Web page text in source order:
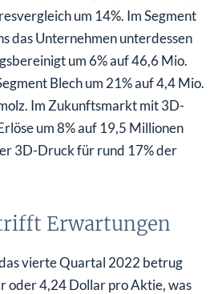
um 14%. Im Segment
das Unternehmen unterdessen
um 6% auf 46,6 Mio.
Blech um 21% auf 4,4 Mio.
Im Zukunftsmarkt mit 3D-
um 8% auf 19,5 Millionen
3D-Druck für rund 17% der
Erwartungen
vierte Quartal 2022 betrug
oder 4,24 Dollar pro Aktie, was